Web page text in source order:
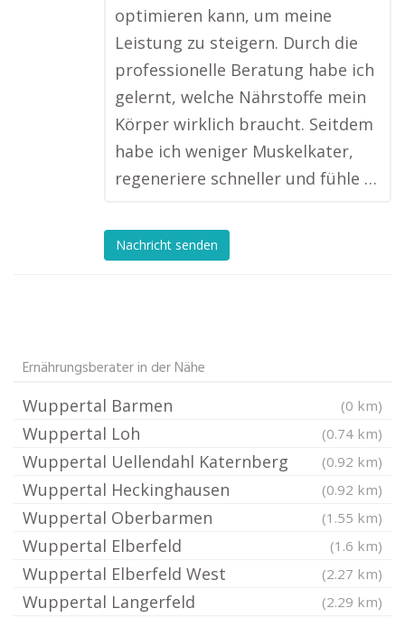
optimieren kann, um meine
Leistung zu steigern. Durch die
professionelle Beratung habe ich
gelernt, welche Nährstoffe mein
Körper wirklich braucht. Seitdem
habe ich weniger Muskelkater,
regeneriere schneller und fühle …
Nachricht senden
Ernährungsberater in der Nähe
Wuppertal Barmen (0 km)
Wuppertal Loh (0.74 km)
Wuppertal Uellendahl Katernberg (0.92 km)
Wuppertal Heckinghausen (0.92 km)
Wuppertal Oberbarmen (1.55 km)
Wuppertal Elberfeld (1.6 km)
Wuppertal Elberfeld West (2.27 km)
Wuppertal Langerfeld (2.29 km)